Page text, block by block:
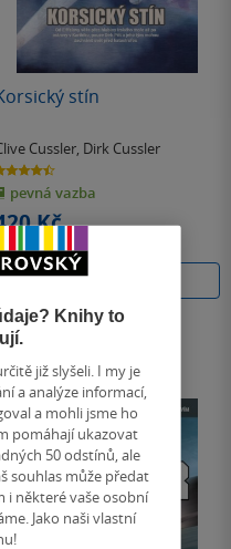
stín
Cussler, Dirk Cussler
pevná vazba
Kč
469 Kč
Do košíku
Knihy to
již slyšeli. I my je
a analýze informací,
a mohli jsme ho
pomáhají ukazovat
50 odstínů, ale
souhlas může předat
některé vaše osobní
Jako naši vlastní